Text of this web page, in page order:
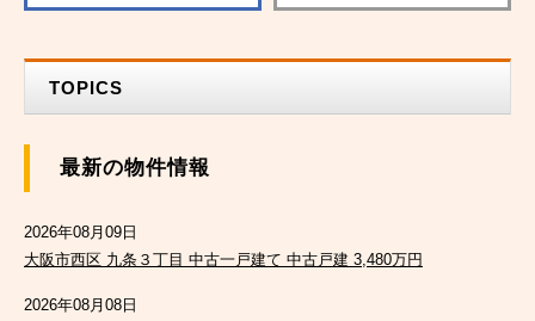
TOPICS
最新の物件情報
2026年08月09日
大阪市西区 九条３丁目 中古一戸建て 中古戸建 3,480万円
2026年08月08日